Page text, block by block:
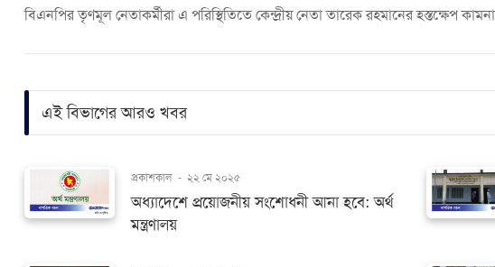
বিএনপির তৃণমূল নেতাকর্মীরা এ পরিস্থিতিতে কেন্দ্রীয় নেতা তারেক রহমানের হস্তক্ষেপ
এই বিভাগের আরও খবর
প্রকাশকাল - ২২ মে ২০২৫
অধ্যাদেশে প্রয়োজনীয় সংশোধনী আনা হবে: অর্থ
মন্ত্রণালয়